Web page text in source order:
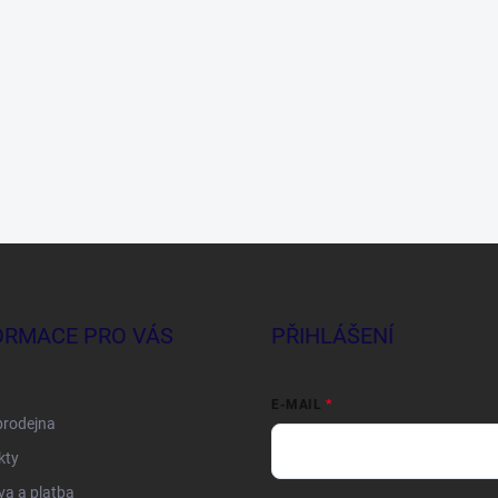
PRO VÁS
a platba
PŘIHLÁŠENÍ
E-MAIL